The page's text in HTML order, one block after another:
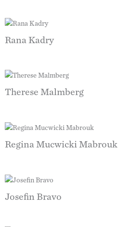
Rana Kadry
Therese Malmberg
Regina Mucwicki Mabrouk
Josefin Bravo